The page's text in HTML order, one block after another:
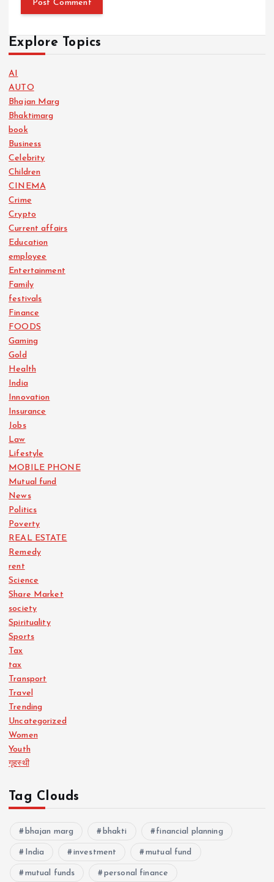
Explore Topics
AI
AUTO
Bhajan Marg
Bhaktimarg
book
Business
Celebrity
Children
CINEMA
Crime
Crypto
Current affairs
Education
employee
Entertainment
Family
festivals
Finance
FOODS
Gaming
Gold
Health
India
Innovation
Insurance
Jobs
Law
Lifestyle
MOBILE PHONE
Mutual fund
News
Politics
Poverty
REAL ESTATE
Remedy
rent
Science
Share Market
society
Spirituality
Sports
Tax
tax
Transport
Travel
Trending
Uncategorized
Women
Youth
गृहस्थी
Tag Clouds
bhajan marg bhakti financial planning
India investment mutual fund
mutual funds personal finance